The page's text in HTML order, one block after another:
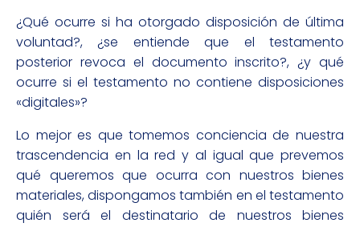
¿Qué ocurre si ha otorgado disposición de última
voluntad?, ¿se entiende que el testamento
posterior revoca el documento inscrito?, ¿y qué
ocurre si el testamento no contiene disposiciones
«digitales»?
Lo mejor es que tomemos conciencia de nuestra
trascendencia en la red y al igual que prevemos
qué queremos que ocurra con nuestros bienes
materiales, dispongamos también en el testamento
quién será el destinatario de nuestros bienes